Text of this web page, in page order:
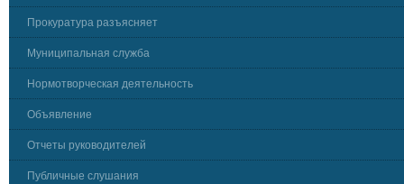
Прокуратура разъясняет
Муниципальная служба
Нормотворческая деятельность
Объявление
Отчеты руководителей
Публичные слушания